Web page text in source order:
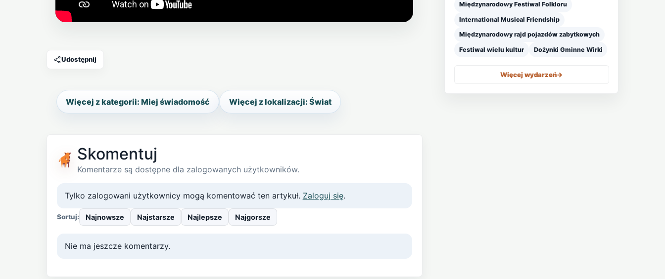
Udostępnij
Więcej z kategorii: Miej świadomość Więcej z lokalizacji: Świat
Skomentuj
Komentarze są dostępne dla zalogowanych użytkowników.
Tylko zalogowani użytkownicy mogą komentować ten artykuł. Zaloguj się.
Sortuj: Najnowsze Najstarsze Najlepsze Najgorsze
Nie ma jeszcze komentarzy.
Międzynarodowy Festiwal Folkloru
International Musical Friendship
Międzynarodowy rajd pojazdów zabytkowych
Festiwal wielu kultur Dożynki Gminne Wirki
Więcej wydarzeń->